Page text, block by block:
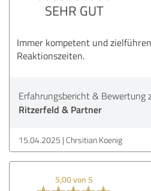
SEHR GUT
Immer kompetent und
Reaktionszeiten.
Erfahrungsbericht & Bewertung
Ritzerfeld & Partner
15.04.2025 Chrsitian Koenig
5,00 von 5